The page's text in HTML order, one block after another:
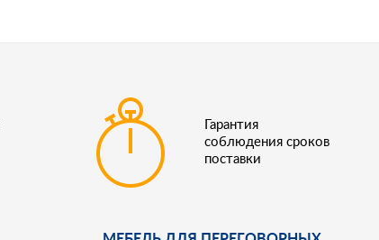
Гарантия
соблюдения сроков
поставки